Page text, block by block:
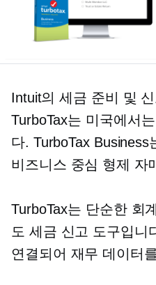
Intuit의 세금 준비 및
TurboTax는 미국에서
다. TurboTax Business
비즈니스 중심 형제 자
TurboTax는 단순한 회
도 세금 신고 도구입니
연결되어 재무 데이터